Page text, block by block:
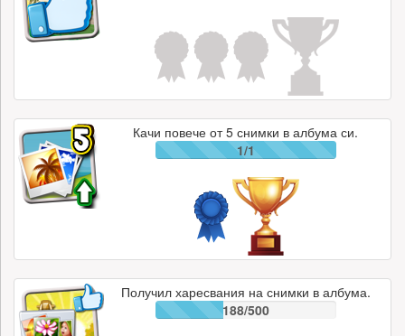
Качи повече от 5 снимки в албума си.
1/1
Получил харесвания на снимки в албума.
188/500